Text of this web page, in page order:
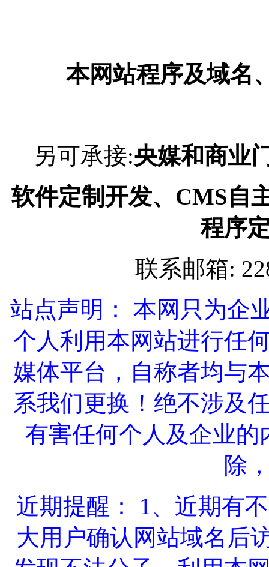
本网站程序及域名
另可承接:央媒和商业
软件定制开发、CMS自
程序
联系邮箱:
站点声明： 本网只为企
个人利用本网站进行任
媒体平台，自称者均与
系我们更换！绝不涉及
有害任何个人及企业
除
近期提醒： 1、近期有
大用户确认网站域名后